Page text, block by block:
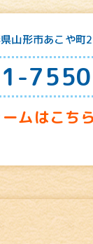
山形市あこや
7550
ムはこちら